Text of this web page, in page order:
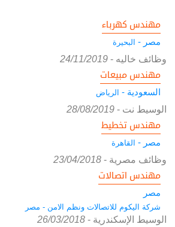
مهندس كهرباء
مصر - البحيرة
وظائف خاليه -
24/11/2019
مهندس مبيعات
السعودية - الرياض
الوسيط نت -
28/08/2019
مهندس تخطيط
مصر - القاهرة
وظائف مصرية -
23/04/2018
مهندس اتصالات
مصر
شركة اليكوم للاتصالات ونظم الامن - مصر
الوسيط الإسكندرية -
26/03/2018